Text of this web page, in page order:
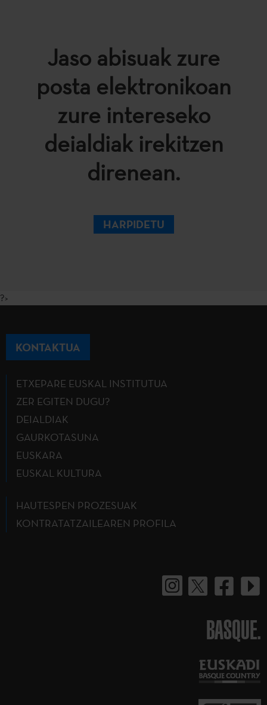
Jaso abisuak zure
posta elektronikoan
zure intereseko
deialdiak irekitzen
direnean.
HARPIDETU
?>
KONTAKTUA
ETXEPARE EUSKAL INSTITUTUA
ZER EGITEN DUGU?
DEIALDIAK
GAURKOTASUNA
EUSKARA
EUSKAL KULTURA
HAUTESPEN PROZESUAK
KONTRATATZAILEAREN PROFILA
BASQUE.